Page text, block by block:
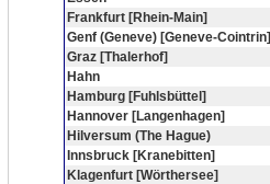
Frankfurt [Rhein-Main]
Genf (Geneve) [Geneve-Cointrin]
Graz [Thalerhof]
Hahn
Hamburg [Fuhlsbüttel]
Hannover [Langenhagen]
Hilversum (The Hague)
Innsbruck [Kranebitten]
Klagenfurt [Wörthersee]